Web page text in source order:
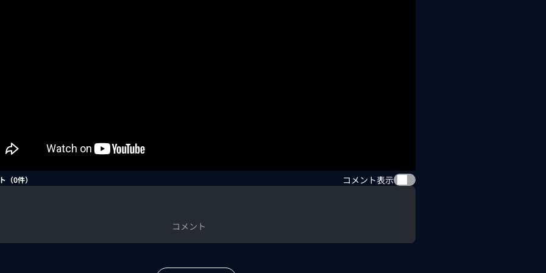
（0件） コメント表示
コメント